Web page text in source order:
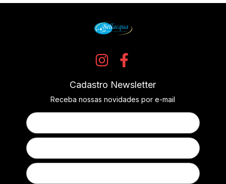
Cadastro Newsletter
Receba nossas novidades por e-mail